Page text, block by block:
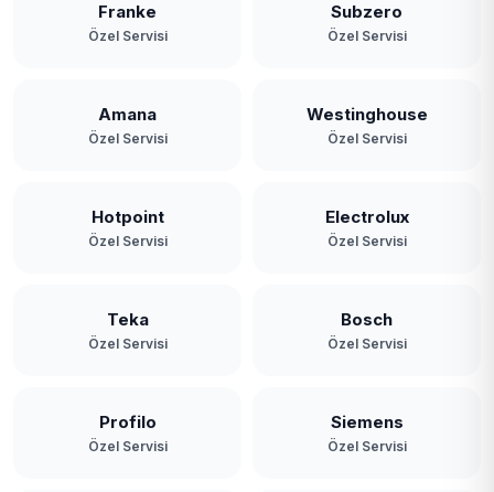
Franke
Özel Servisi
Subzero
Özel Servisi
Amana
Özel Servisi
Westinghouse
Özel Servisi
Hotpoint
Özel Servisi
Electrolux
Özel Servisi
Teka
Özel Servisi
Bosch
Özel Servisi
Profilo
Özel Servisi
Siemens
Özel Servisi